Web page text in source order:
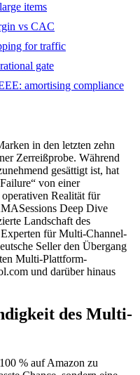
items
vs CAC
for traffic
gate
amortising compliance
in den letzten zehn
Zerreißprobe. Während
gesättigt ist, hat
von einer
Realität für
Deep Dive
Landschaft des
für Multi-Channel-
Seller den Übergang
Multi-Plattform-
und darüber hinaus
des Multi-
% auf Amazon zu